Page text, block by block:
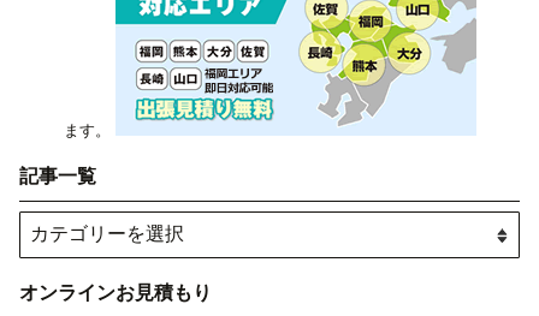
ます。
記事一覧
オンラインお見積もり